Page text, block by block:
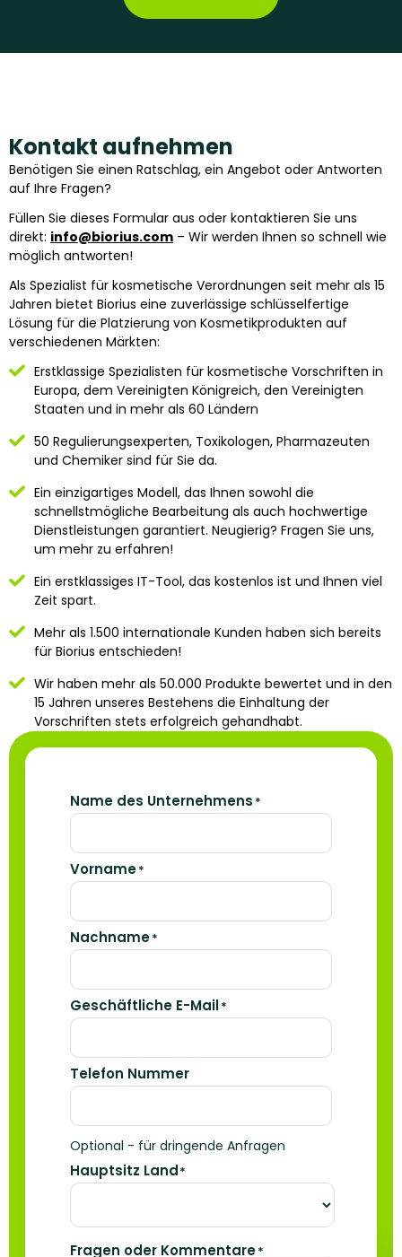
Kontakt aufnehmen
Benötigen Sie einen Ratschlag, ein Angebot oder Antworten
auf Ihre Fragen?
Füllen Sie dieses Formular aus oder kontaktieren Sie uns
direkt: info@biorius.com – Wir werden Ihnen so schnell wie
möglich antworten!
Als Spezialist für kosmetische Verordnungen seit mehr als 15
Jahren bietet Biorius eine zuverlässige schlüsselfertige
Lösung für die Platzierung von Kosmetikprodukten auf
verschiedenen Märkten:
Erstklassige Spezialisten für kosmetische Vorschriften in
Europa, dem Vereinigten Königreich, den Vereinigten
Staaten und in mehr als 60 Ländern
50 Regulierungsexperten, Toxikologen, Pharmazeuten
und Chemiker sind für Sie da.
Ein einzigartiges Modell, das Ihnen sowohl die
schnellstmögliche Bearbeitung als auch hochwertige
Dienstleistungen garantiert. Neugierig? Fragen Sie uns,
um mehr zu erfahren!
Ein erstklassiges IT-Tool, das kostenlos ist und Ihnen viel
Zeit spart.
Mehr als 1.500 internationale Kunden haben sich bereits
für Biorius entschieden!
Wir haben mehr als 50.000 Produkte bewertet und in den
15 Jahren unseres Bestehens die Einhaltung der
Vorschriften stets erfolgreich gehandhabt.
Name des Unternehmens *
Vorname*
Nachname*
Geschäftliche E-Mail*
Telefon Nummer
Optional - für dringende Anfragen
Hauptsitz Land*
Fragen oder Kommentare*